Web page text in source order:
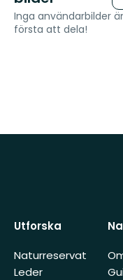
Inga användarbilder
första att dela!
Utforska
Naturreservat
Leder